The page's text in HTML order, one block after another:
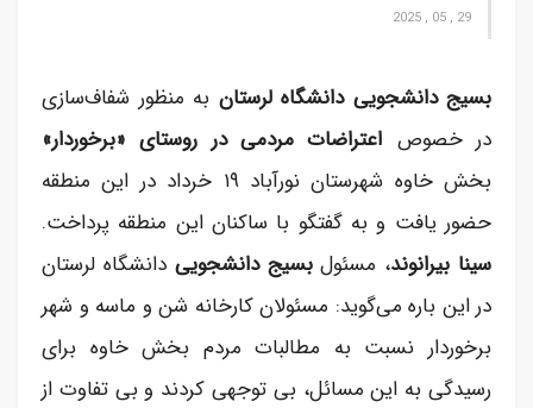
29 , 05 , 2025
بسیج دانشجویی دانشگاه لرستان به منظور شفاف‌سازی
در خصوص اعتراضات مردمی در روستای «برخوردار»
بخش خاوه شهرستان نورآباد ۱۹ خرداد در این منطقه
حضور یافت و به گفتگو با ساکنان این منطقه پرداخت.
سینا بیرانوند، مسئولبسیج دانشجویی دانشگاه لرستان
در این باره می‌گوید: مسئولان کارخانه شن و ماسه و شهر
برخوردار نسبت به مطالبات مردم بخش خاوه برای
رسیدگی به این مسائل، بی توجهی کردند و بی تفاوت از